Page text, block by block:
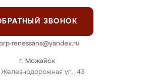
г. Можайск
Железнодорожная ул., 43
ЗВОНОК
renessans@yandex.ru